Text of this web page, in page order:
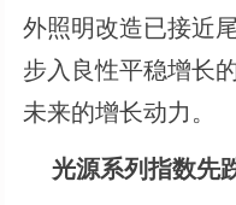
外照明改造已接近
步入良性平稳增长
未来的增长动力。
光源系列指数先